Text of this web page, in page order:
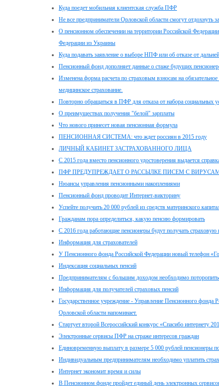
Куда поедет мобильная клиентская служба ПФР
Не все предприниматели Орловской области смогут отдохнуть
О пенсионном обеспечении на территории Российской
Федерации из Украины
Куда подавать заявление о выборе НПФ или об отказе от
Пенсионный фонд дополняет данные о стаже будущих
Изменена форма расчета по страховым взносам на обязательное
медицинское страхование.
Повторно обращаться в ПФР для отказа от набора социальных
О преимуществах получения "белой" зарплаты
Что нового принесет новая пенсионная формула
ПЕНСИОННАЯ СИСТЕМА: что ждет россиян в 2015 году
ЛИЧНЫЙ КАБИНЕТ ЗАСТРАХОВАННОГО ЛИЦА
С 2015 года вместо пенсионного удостоверения выдается
ПФР ПРЕДУПРЕЖДАЕТ О РАССЫЛКЕ ПИСЕМ С
Нюансы управления пенсионными накоплениями
Пенсионный фонд проводит Интернет-викторину
Успейте получить 20 000 рублей из средств материнского
Гражданам пора определиться, какую пенсию формировать
С 2016 года работающие пенсионеры будут получать страховую
Информация для страхователей
У Пенсионного фонда Российской Федерации новый телефон
Индексация социальных пенсий
Предпринимателям с большим доходом необходимо
Информация для получателей страховых пенсий
Государственное учреждение - Управление Пенсионного фонда
Орловской области напоминает.
Стартует второй Всероссийский конкурс «Спасибо интернету
Электронные сервисы ПФР на страже интересов граждан
Единовременную выплату в размере 5 000 рублей пенсионеры
Индивидуальным предпринимателям необходимо уплатить
Интернет экономит время и силы
В Пенсионном фонде пройдет единый день электронных